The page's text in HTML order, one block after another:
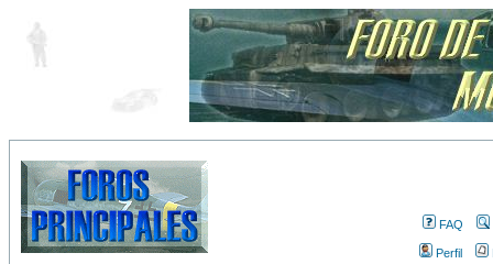
FAQ
Perfil